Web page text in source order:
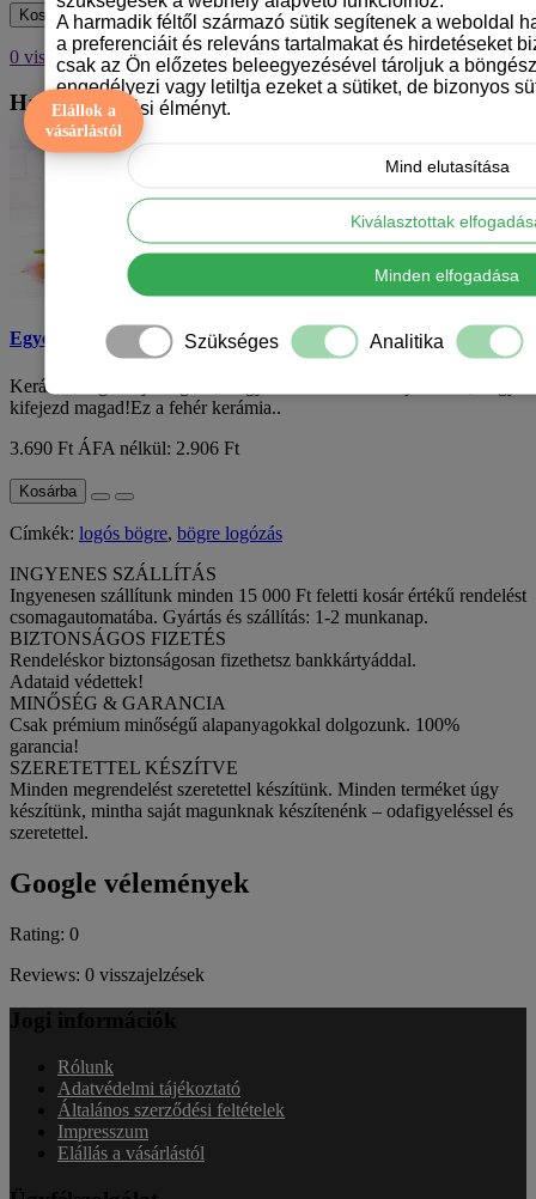
Kosárba
0 visszajelzések/Visszajelzés írás
Hasonló Termékek
Egyedi logós latte bögre
Kerámia bögre saját logóval - egyedi és stílusos módja annak, hogy
kifejezd magad!Ez a fehér kerámia..
3.690 Ft ÁFA nélkül: 2.906 Ft
Kosárba
Címkék: logós bögre, bögre logózás
INGYENES SZÁLLÍTÁS
Ingyenesen szállítunk minden 15 000 Ft feletti kosár értékű rendelést
csomagautomatába. Gyártás és szállítás: 1-2 munkanap.
BIZTONSÁGOS FIZETÉS
Rendeléskor biztonságosan fizethetsz bankkártyáddal.
Adataid védettek!
MINŐSÉG & GARANCIA
Csak prémium minőségű alapanyagokkal dolgozunk. 100%
garancia!
SZERETETTEL KÉSZÍTVE
Minden megrendelést szeretettel készítünk. Minden terméket úgy
készítünk, mintha saját magunknak készítenénk – odafigyeléssel és
szeretettel.
Google vélemények
Elállok a
vásárlástól
Rating: 0
Reviews: 0 visszajelzések
Jogi információk
Rólunk
Adatvédelmi tájékoztató
Általános szerződési feltételek
Impresszum
Elállás a vásárlástól
A harmadik féltől származó sütik segítenek a weboldal
a preferenciáit és releváns tartalmakat és hirdetéseket
csak az Ön előzetes beleegyezésével tároljuk a
engedélyezi vagy letiltja ezeket a sütiket, de bizonyos
böngészési élményt.
Mind elutasítása
Kiválasztottak
Minden elfogadása
Szükséges Analitika